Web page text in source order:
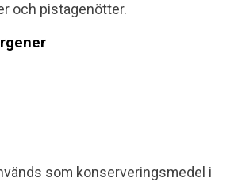
och pistagenötter.
som konserveringsmedel i